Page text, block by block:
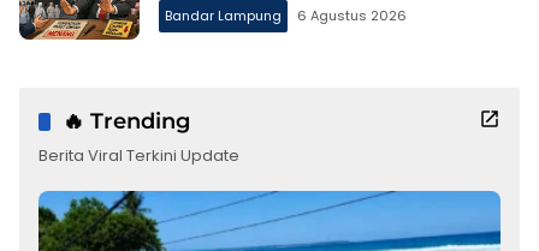
Bandar Lampung 6 Agustus 2026
🔥 Trending
Berita Viral Terkini Update